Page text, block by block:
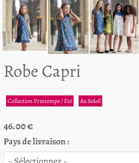
Robe Capri
Collection Printemps / Eté Au Soleil
46.00 €
Pays de livraison :